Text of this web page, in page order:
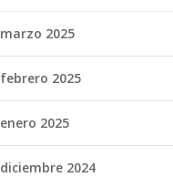
marzo 2025
febrero 2025
enero 2025
diciembre 2024